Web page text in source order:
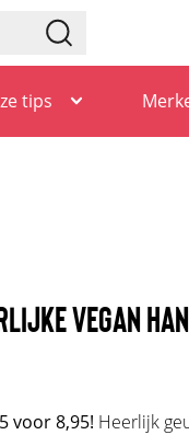
tips
VEGAN
voor 8,95! Heerlijk